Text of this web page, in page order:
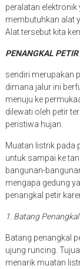
peralatan elektronik
membutuhkan alat
Alat tersebut kita
PENANGKAL PETIR
sendiri merupakan
dimana jalur ini
menuju ke
dilewati oleh petir
peristiwa hujan.
Muatan listrik pada
untuk sampai ke
bangunan-
mengapa gedung
penangkal petir
1. Batang
Batang penangkal
ujung runcing.
menarik muatan